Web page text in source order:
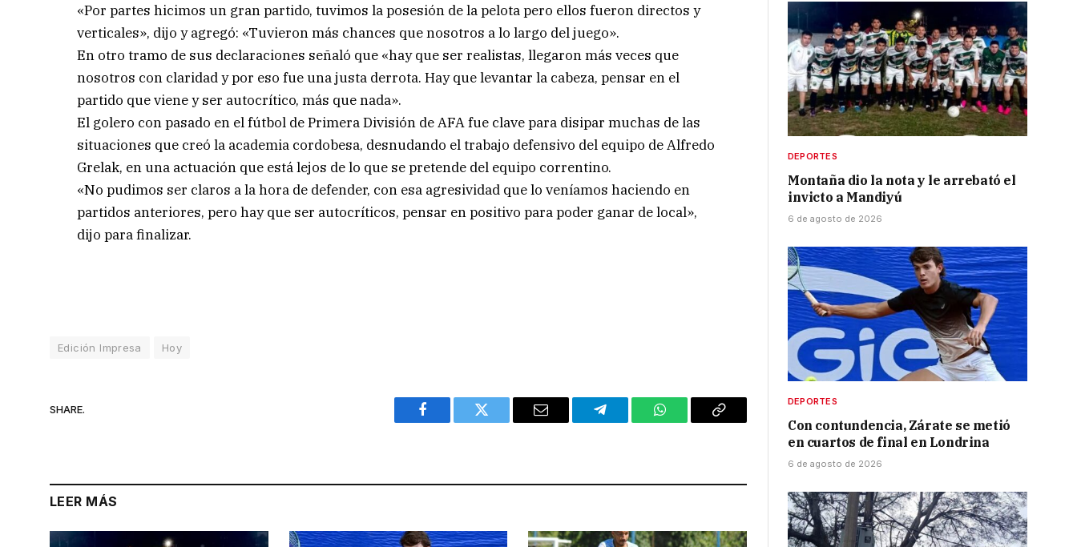
«Por partes hicimos un gran partido, tuvimos la posesión de la pelota pero ellos fueron directos y
verticales», dijo y agregó: «Tuvieron más chances que nosotros a lo largo del juego».
En otro tramo de sus declaraciones señaló que «hay que ser realistas, llegaron más veces que
nosotros con claridad y por eso fue una justa derrota. Hay que levantar la cabeza, pensar en el
partido que viene y ser autocrítico, más que nada».
El golero con pasado en el fútbol de Primera División de AFA fue clave para disipar muchas de las
situaciones que creó la academia cordobesa, desnudando el trabajo defensivo del equipo de Alfredo
Grelak, en una actuación que está lejos de lo que se pretende del equipo correntino.
«No pudimos ser claros a la hora de defender, con esa agresividad que lo veníamos haciendo en
partidos anteriores, pero hay que ser autocríticos, pensar en positivo para poder ganar de local»,
dijo para finalizar.
Edición Impresa Hoy
SHARE.
Facebook Twitter Email Telegram WhatsAppCopy
LEER MÁS
DEPORTES
Montaña dio la nota y le arrebató el
invicto a Mandiyú
6 de agosto de 2026
DEPORTES
Con contundencia, Zárate se metió
en cuartos de final en Londrina
6 de agosto de 2026